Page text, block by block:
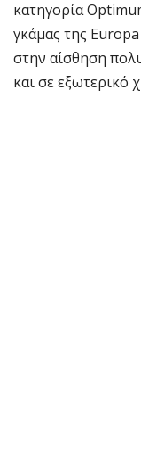
κατηγορία
γκάμας της
στην αίσθηση
και σε εξωτερικό